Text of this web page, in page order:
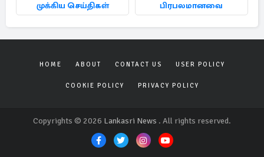
முக்கிய செய்திகள் பிரபலமானவை
HOME ABOUT CONTACT US USER POLICY
COOKIE POLICY PRIVACY POLICY
Copyrights © 2026 Lankasri News . All rights reserved.